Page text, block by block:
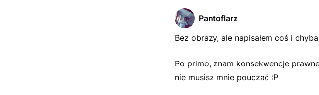
Pantoflarz
Bez obrazy, ale napisałem coś i
Po primo, znam konsekwencje
nie musisz mnie pouczać :P